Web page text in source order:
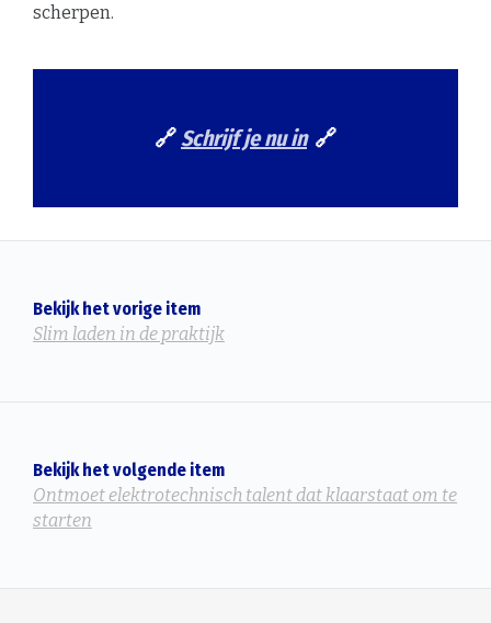
scherpen.
🔗Schrijf je nu in 🔗
Bekijk het vorige item
Slim laden in de praktijk
Bekijk het volgende item
Ontmoet elektrotechnisch talent dat klaarstaat om te
starten